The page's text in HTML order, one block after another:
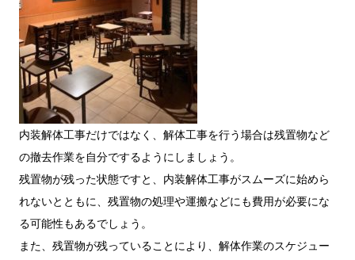
内装解体工事だけではなく、解体工事を行う場合は残置物など
の撤去作業を自分でするようにしましょう。
残置物が残った状態ですと、内装解体工事がスムーズに始めら
れないとともに、残置物の処理や運搬などにも費用が必要にな
る可能性もあるでしょう。
また、残置物が残っていることにより、解体作業のスケジュー